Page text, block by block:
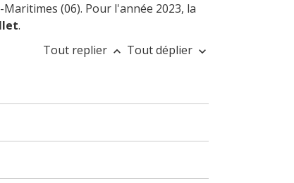
(06). Pour l'année 2023, la
.
Tout replier keyboard_arrow_up Tout déplier keyboard_arrow_down